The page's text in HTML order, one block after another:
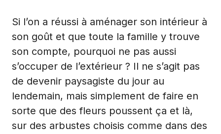
Si l’on a réussi à aménager son intérieur à
son goût et que toute la famille y trouve
son compte, pourquoi ne pas aussi
s’occuper de l’extérieur ? Il ne s’agit pas
de devenir paysagiste du jour au
lendemain, mais simplement de faire en
sorte que des fleurs poussent ça et là,
sur des arbustes choisis comme dans des